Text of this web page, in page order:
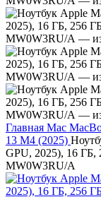
Главная Mac
13 M4 (2025)
GPU, 2025), 16 ГБ,
MW0W3RU/A